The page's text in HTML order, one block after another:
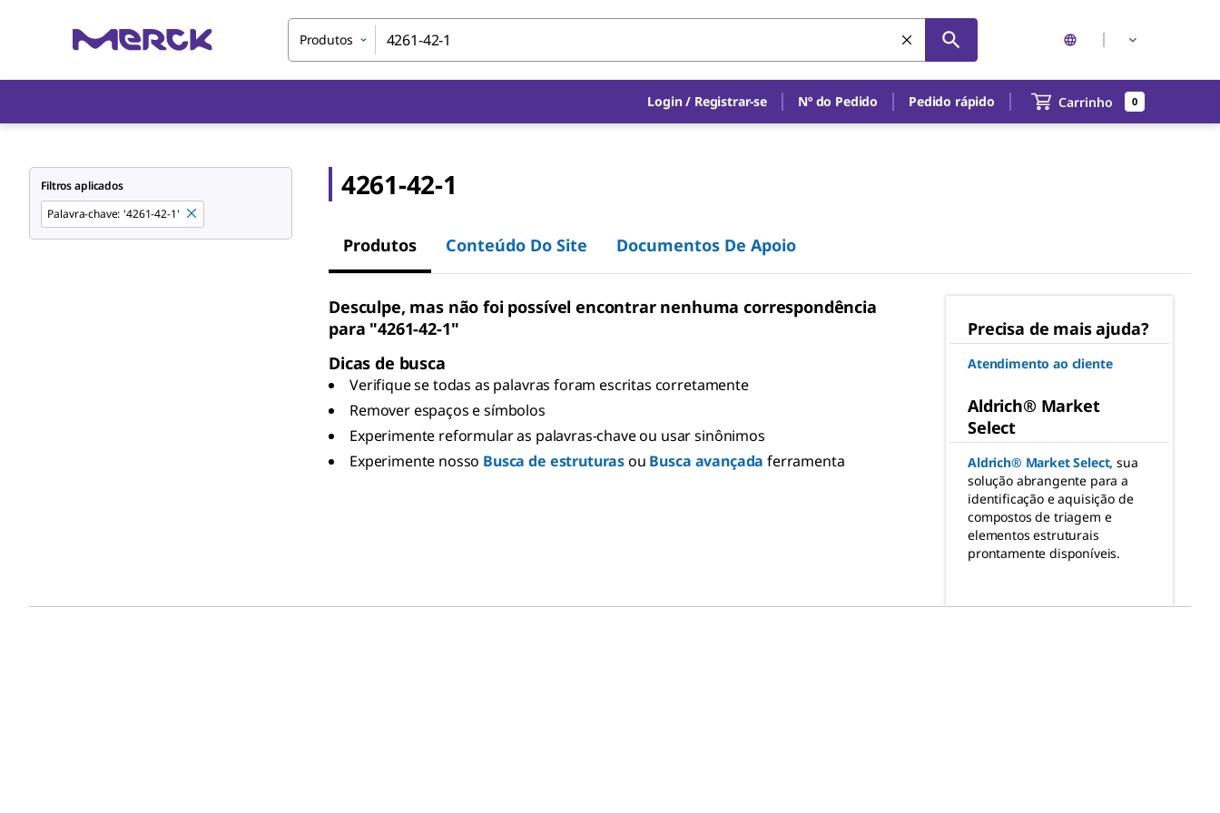
Produtos
Login / Registrar-se Nº do Pedido Pedido rápido Carrinho 0
Filtros aplicados
Palavra-chave: '4261-42-1'
4261-42-1
Produtos Conteúdo Do Site Documentos De Apoio
Desculpe, mas não foi possível encontrar nenhuma correspondência
para "4261-42-1"
Dicas de busca
Verifique se todas as palavras foram escritas corretamente
Remover espaços e símbolos
Experimente reformular as palavras-chave ou usar sinônimos
Experimente nosso Busca de estruturasou Busca avançada ferramenta
Precisa de mais ajuda?
Atendimento ao cliente
Aldrich® Market
Select
Aldrich® Market Select, sua
solução abrangente para a
identificação e aquisição de
compostos de triagem e
elementos estruturais
prontamente disponíveis.